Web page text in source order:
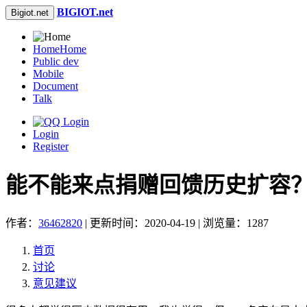
Bigiot.net BIGIOT.net
HomeHome
Public dev
Mobile
Document
Talk
Login
Register
能不能来点捐赠回馈历史扩容
作者： 36462820 | 更新时间：2020-04-19 | 浏览量：1287
首页
讨论
意见建议